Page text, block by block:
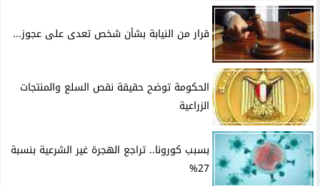
قرار من النيابة بشأن شخص تعدى على عجوز...
الحكومة توضح حقيقة نقص السلع والمنتجات
الزراعية
بسبب كورونا.. تراجع الهجرة غير الشرعية بنسبة
27%